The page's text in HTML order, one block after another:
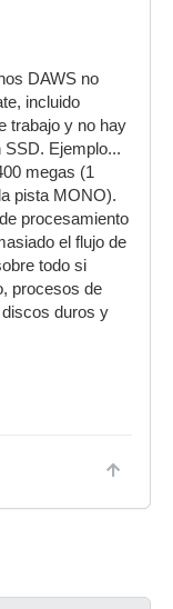
DAWS no
incluido
trabajo y no hay
SSD. Ejemplo...
megas (1
pista MONO).
procesamiento
el flujo de
todo si
procesos de
duros y